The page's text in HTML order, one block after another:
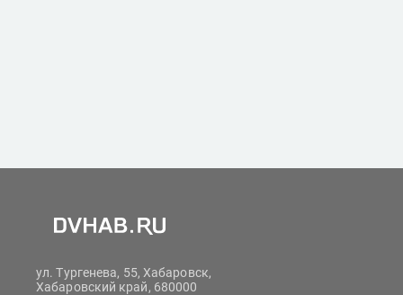
ул. Тургенева, 55, Хабаровск,
Хабаровский край, 680000